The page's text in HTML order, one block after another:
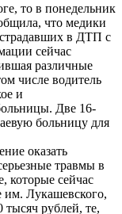
то в понедельник
что медики
в ДТП с
сейчас
различные
числе водитель
и
Две 16-
больницу для
оказать
травмы в
которые сейчас
им. Лукашевского,
рублей, те,